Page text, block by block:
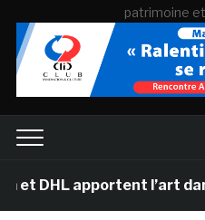
patrimoine
apportent l’art dans les